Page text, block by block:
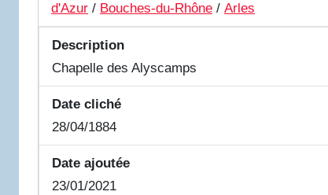
d'Azur / Bouches-du-Rhône / Arles
Description
Chapelle des Alyscamps
Date cliché
28/04/1884
Date ajoutée
23/01/2021